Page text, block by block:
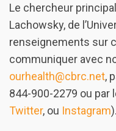
Le chercheur
Lachowsky, de
renseignements sur
communiquer avec
ourhealth@cbrc.net,
844-900-2279 ou par
Twitter, ou Instagram).